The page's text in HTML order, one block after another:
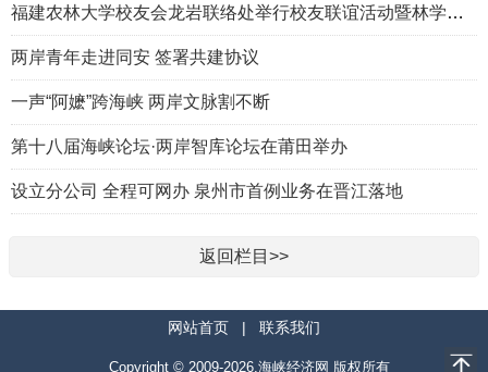
福建农林大学校友会龙岩联络处举行校友联谊活动暨林学、生物医药
两岸青年走进同安 签署共建协议
一声“阿嬷”跨海峡 两岸文脉割不断
第十八届海峡论坛·两岸智库论坛在莆田举办
设立分公司 全程可网办 泉州市首例业务在晋江落地
返回栏目>>
网站首页 | 联系我们
Copyright © 2009-2026.海峡经济网 版权所有